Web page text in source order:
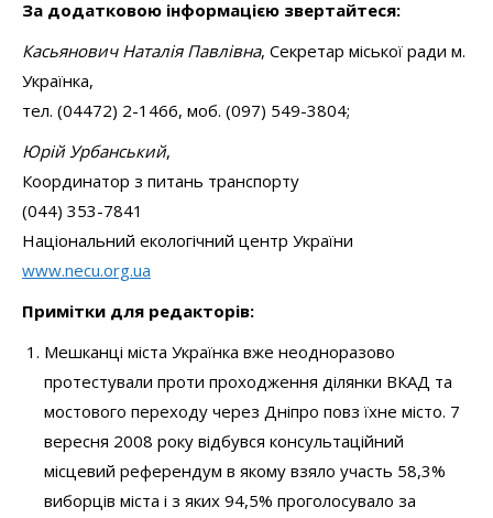
За додатковою інформацією звертайтеся:
Касьянович Наталія Павлівна, Секретар міської ради м.
Українка,
тел. (04472) 2-1466, моб. (097) 549-3804;
Юрій Урбанський,
Координатор з питань транспорту
(044) 353-7841
Національний екологічний центр України
www.necu.org.ua
Примітки для редакторів:
Мешканці міста Українка вже неодноразово
протестували проти проходження ділянки ВКАД та
мостового переходу через Дніпро повз їхне місто. 7
вересня 2008 року відбувся консультаційний
місцевий референдум в якому взяло участь 58,3%
виборців міста і з яких 94,5% проголосувало за